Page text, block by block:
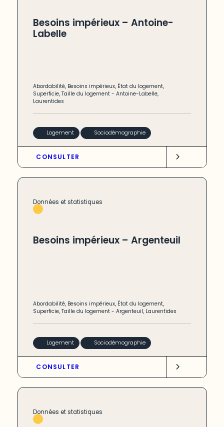
Besoins impérieux – Antoine-
Labelle
Abordabilité, Besoins impérieux, État du logement,
Superficie,Taille du logement -Antoine-Labelle,
Laurentides
Logement Sociodémographie
CONSULTER
Données et statistiques
Besoins impérieux – Argenteuil
Abordabilité, Besoins impérieux, État du logement,
Superficie,Taille du logement -Argenteuil, Laurentides
Logement Sociodémographie
CONSULTER
Données et statistiques